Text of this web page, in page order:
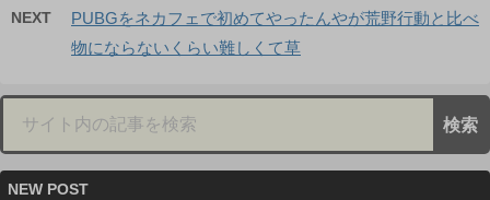
NEXT
PUBGをネカフェで初めてやったんやが荒野行動と比べ
物にならないくらい難しくて草
NEW POST